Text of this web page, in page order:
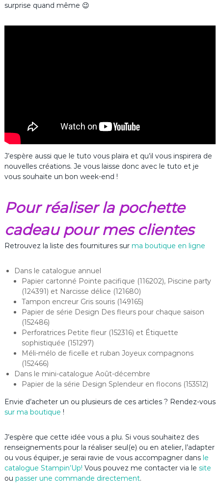
surprise quand même 😉
J’espère aussi que le tuto vous plaira et qu’il vous inspirera de
nouvelles créations. Je vous laisse donc avec le tuto et je
vous souhaite un bon week-end !
Pour réaliser la pochette
cadeau pour mes clientes
Retrouvez la liste des fournitures sur ma boutique en ligne
Dans le catalogue annuel
Papier cartonné Pointe pacifique (116202), Piscine party
(124391) et Narcisse délice (121680)
Tampon encreur Gris souris (149165)
Papier de série Design Des fleurs pour chaque saison
(152486)
Perforatrices Petite fleur (152316) et Étiquette
sophistiquée (151297)
Méli-mélo de ficelle et ruban Joyeux compagnons
(152466)
Dans le mini-catalogue Août-décembre
Papier de la série Design Splendeur en flocons (153512)
Envie d’acheter un ou plusieurs de ces articles ? Rendez-vous
sur ma boutique !
J’espère que cette idée vous a plu. Si vous souhaitez des
renseignements pour la réaliser seul(e) ou en atelier, l’adapter
ou vous équiper, je serai ravie de vous accompagner dans le
catalogue Stampin’Up! Vous pouvez me contacter via le site
ou passer une commande directement.